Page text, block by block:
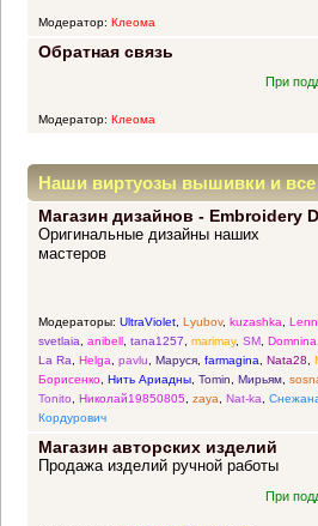
Модератор: Клеома
Обратная связь
При
Модератор: Клеома
Наши виртуозы вышивки и
прекрасных идей
Магазин дизайнов - Embroidery
Оригинальные дизайны наших
мастеров
Модераторы: UltraViolet, Lyubov, kuzashka,
svetlaia, anibell, tana1257, marimay, SM, Domnina,
La Ra, Helga, pavlu, Маруся, farmagina, Nata28,
Борисенко, Нить Ариадны, Tomin, Мирьям,
Tonito, Николай19850805, zaya, Nat-ka,
Кордурович
Магазин авторских изделий
Продажа изделий ручной работы
При